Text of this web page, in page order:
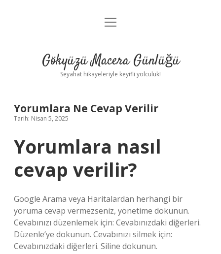
Anasayfa
Yasal Uyarı
menüyü
Gökyüzü Macera Günlüğü
Seyahat hikayeleriyle keyifli yolculuk!
Yorumlara Ne Cevap Verilir
Tarih: Nisan 5, 2025
Yorumlara nasıl
cevap verilir?
Google Arama veya Haritalardan herhangi bir
yoruma cevap vermezseniz, yönetime dokunun.
Cevabınızı düzenlemek için: Cevabınızdaki diğerleri.
Düzenle’ye dokunun. Cevabınızı silmek için:
Cevabınızdaki diğerleri. Siline dokunun.